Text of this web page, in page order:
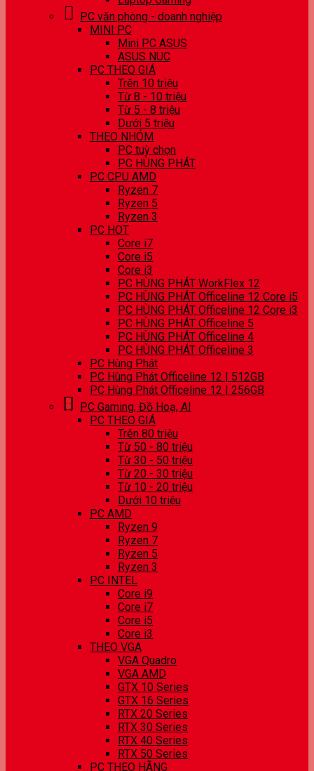
PC văn phòng - doanh nghiệp
MINI PC
Mini PC ASUS
ASUS NUC
PC THEO GIÁ
Trên 10 triệu
Từ 8 - 10 triệu
Từ 5 - 8 triệu
Dưới 5 triệu
THEO NHÓM
PC tuỳ chọn
PC HÙNG PHÁT
PC CPU AMD
Ryzen 7
Ryzen 5
Ryzen 3
PC HOT
Core i7
Core i5
Core i3
PC HÙNG PHÁT WorkFlex 12
PC HÙNG PHÁT Officeline 12 Core i5
PC HÙNG PHÁT Officeline 12 Core i3
PC HÙNG PHÁT Officeline 5
PC HÙNG PHÁT Officeline 4
PC HÙNG PHÁT Officeline 3
PC Hùng Phát
PC Hùng Phát Officeline 12 | 512GB
PC Hùng Phát Officeline 12 | 256GB
PC Gaming, Đồ Hoạ, AI
PC THEO GIÁ
Trên 80 triệu
Từ 50 - 80 triệu
Từ 30 - 50 triệu
Từ 20 - 30 triệu
Từ 10 - 20 triệu
Dưới 10 triệu
PC AMD
Ryzen 9
Ryzen 7
Ryzen 5
Ryzen 3
PC INTEL
Core i9
Core i7
Core i5
Core i3
THEO VGA
VGA Quadro
VGA AMD
GTX 10 Series
GTX 16 Series
RTX 20 Series
RTX 30 Series
RTX 40 Series
RTX 50 Series
PC THEO HÃNG